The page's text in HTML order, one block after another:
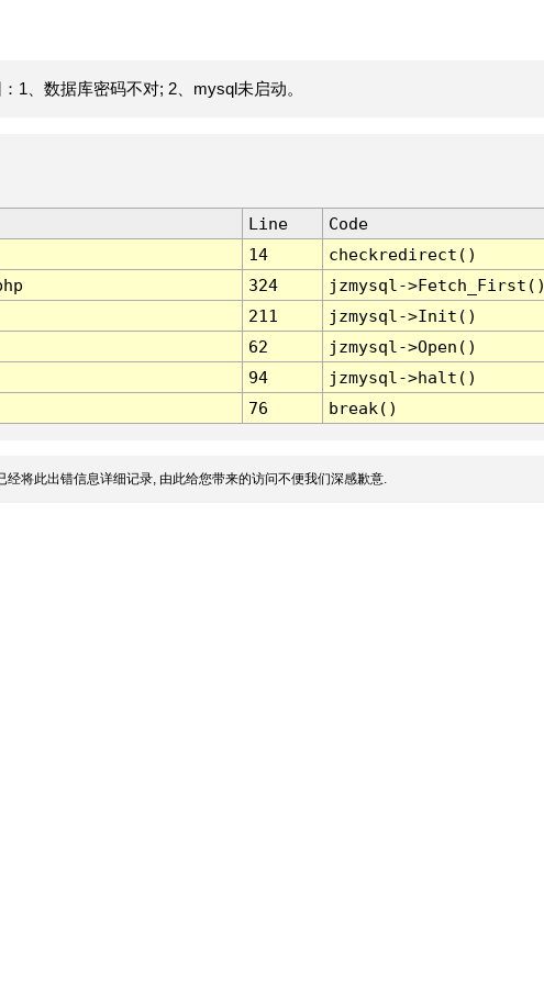
1、数据库密码不对; 2、mysql未启动。
Line
Code
14
checkredirect()
324
jzmysql-
211
jzmysql->Init()
62
jzmysql->Open()
94
jzmysql->halt()
76 break()
经将此出错信息详细记录, 由此给您带来的访问不便我们深感歉意.